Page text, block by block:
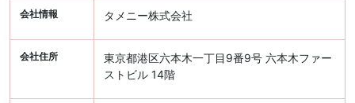
会社情報 タメニー株式会社
会社住所
東京都港区六本木一丁目9番9号 六本木ファー
ストビル 14階